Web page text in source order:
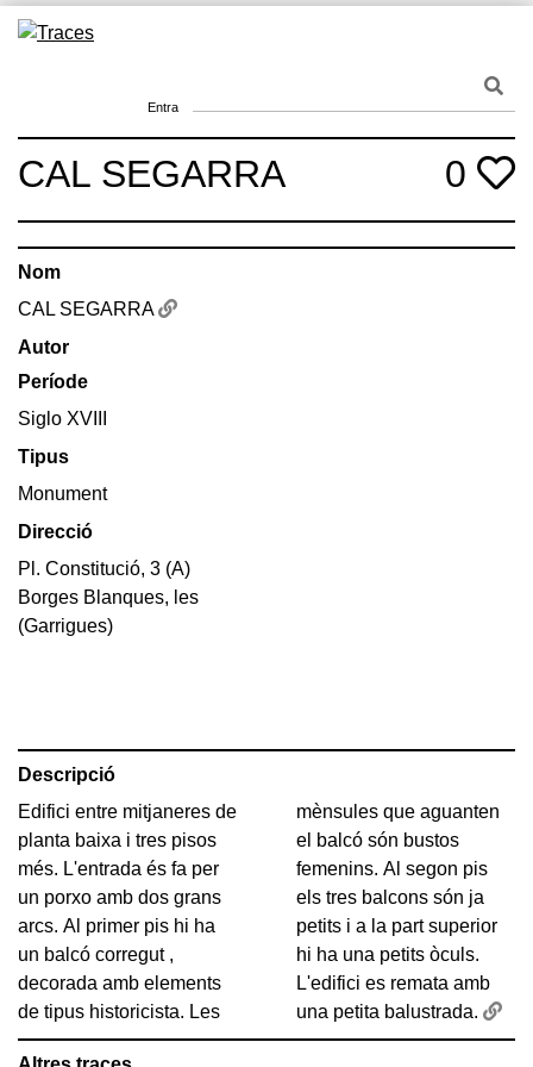
Skip
Entra
CAL SEGARRA 0
Nom
CAL SEGARRA
Autor
Període
Siglo XVIII
Tipus
Monument
Direcció
Pl. Constitució, 3 (A)
Borges Blanques, les
(Garrigues)
Descripció
Edifici entre mitjaneres de
planta baixa i tres pisos
més. L'entrada és fa per
un porxo amb dos grans
arcs. Al primer pis hi ha
un balcó corregut ,
decorada amb elements
de tipus historicista. Les
mènsules que aguanten
el balcó són bustos
femenins. Al segon pis
els tres balcons són ja
petits i a la part superior
hi ha una petits òculs.
L'edifici es remata amb
una petita balustrada.